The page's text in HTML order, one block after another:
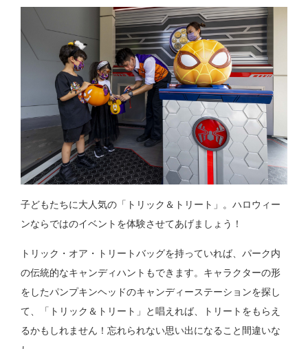
子どもたちに大人気の「トリック＆トリート」。ハロウィー
ンならではのイベントを体験させてあげましょう！
トリック・オア・トリートバッグを持っていれば、パーク内
の伝統的なキャンディハントもできます。キャラクターの形
をしたパンプキンヘッドのキャンディーステーションを探し
て、「トリック＆トリート」と唱えれば、トリートをもらえ
るかもしれません！忘れられない思い出になること間違いな